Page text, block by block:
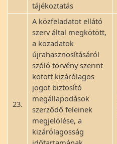
tájékoztatás
23.
A közfeladatot ellátó
szerv által megkötött,
a közadatok
újrahasznosításáról
szóló törvény szerint
kötött kizárólagos
jogot biztosító
megállapodások
szerződő feleinek
megjelölése, a
kizárólagosság